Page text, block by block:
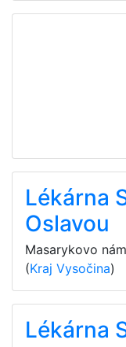
Lékárna
Oslavou
Masarykovo
(Kraj Vysočina)
Lékárna